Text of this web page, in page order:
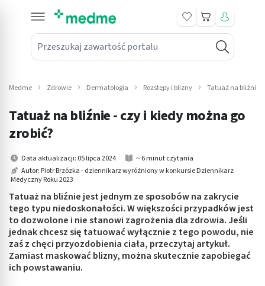
Przeszukaj zawartość portalu
Koszyk
submenu: Leki na receptę
submenu: Mama i dziecko
submenu: Kosmetyki
submenu: Higiena
submenu: Sprzęt medyczny
submenu: Intymne
submenu: Wellness
Medme Zdrowie Dermatologia Rozstępy i blizny Tatuaż na bliźnie
Tatuaż na bliźnie - czy i kiedy można go
zrobić?
Data aktualizacji: 05 lipca 2024
~ 6 minut czytania
Autor: Piotr Brzózka - dziennikarz wyróżniony w konkursie Dziennikarz
Medyczny Roku 2023
Tatuaż na bliźnie jest jednym ze sposobów na zakrycie
tego typu niedoskonałości. W większości przypadków jest
to dozwolone i nie stanowi zagrożenia dla zdrowia. Jeśli
jednak chcesz się tatuować wyłącznie z tego powodu, nie
zaś z chęci przyozdobienia ciała, przeczytaj artykuł.
Zamiast maskować blizny, można skutecznie zapobiegać
ich powstawaniu.